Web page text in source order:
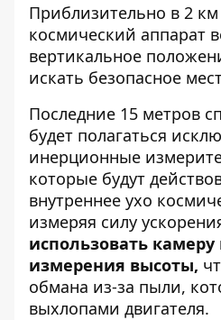
Приблизительно в 2 км
космический аппарат
вертикальное
искать безопасное
Последние 15 метров
будет полагаться
инерционные
которые будут
внутреннее ухо
измеряя силу
использовать
измерения высоты,
обмана из-за пыли,
выхлопами двигателя.